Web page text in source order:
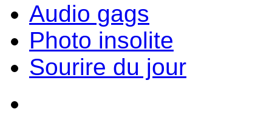
Audio gags
Photo insolite
Sourire du jour